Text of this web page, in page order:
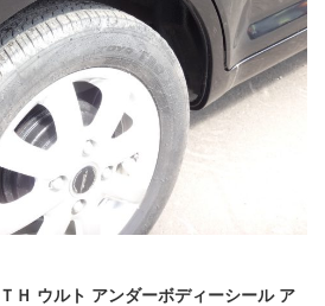
ＴＨ ウルト アンダーボディーシール ア